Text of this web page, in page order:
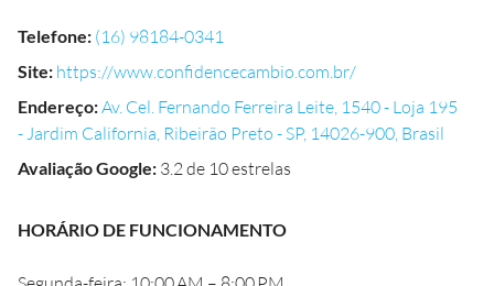
Telefone: (16) 98184-0341
Site: https://www.confidencecambio.com.br/
Endereço:Av. Cel. Fernando Ferreira Leite, 1540 - Loja 195
- Jardim California, Ribeirão Preto - SP, 14026-900, Brasil
Avaliação Google: 3.2 de 10 estrelas
HORÁRIO DE FUNCIONAMENTO